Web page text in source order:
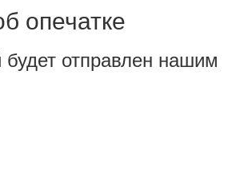
опечатке
будет отправлен нашим